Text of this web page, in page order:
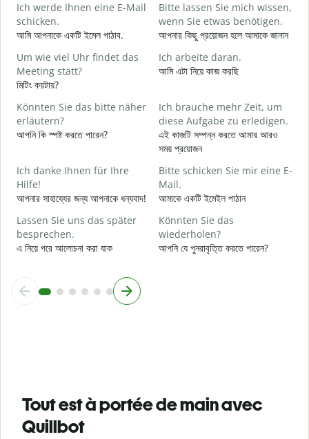
Ich werde Ihnen eine E-Mail
schicken.
আমি আপনাকে একটি ইমেল পাঠাব.
Bitte lassen Sie mich wissen,
wenn Sie etwas benötigen.
আপনার কিছু প্রয়োজন হলে আমাকে জানান
Um wie viel Uhr findet das
Meeting statt?
মিটিং কয়টায়?
Ich arbeite daran.
আমি এটা নিয়ে কাজ করছি
Könnten Sie das bitte näher
erläutern?
আপনি কি স্পষ্ট করতে পারেন?
Ich brauche mehr Zeit, um
diese Aufgabe zu erledigen.
এই কাজটি সম্পন্ন করতে আমার আরও
সময় প্রয়োজন
Ich danke Ihnen für Ihre
Hilfe!
আপনার সাহায্যের জন্য আপনাকে ধন্যবাদ!
Bitte schicken Sie mir eine E-
Mail.
আমাকে একটি ইমেইল পাঠান
Lassen Sie uns das später
besprechen.
এ নিয়ে পরে আলোচনা করা যাক
Könnten Sie das
wiederholen?
আপনি যে পুনরাবৃত্তি করতে পারেন?
Tout est à portée de main avec
Quillbot